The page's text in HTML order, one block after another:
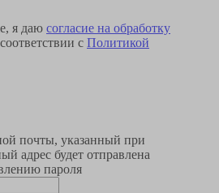
я даю согласие на обработку
с Политикой
почты, указанный при
адрес будет отправлена
пароля